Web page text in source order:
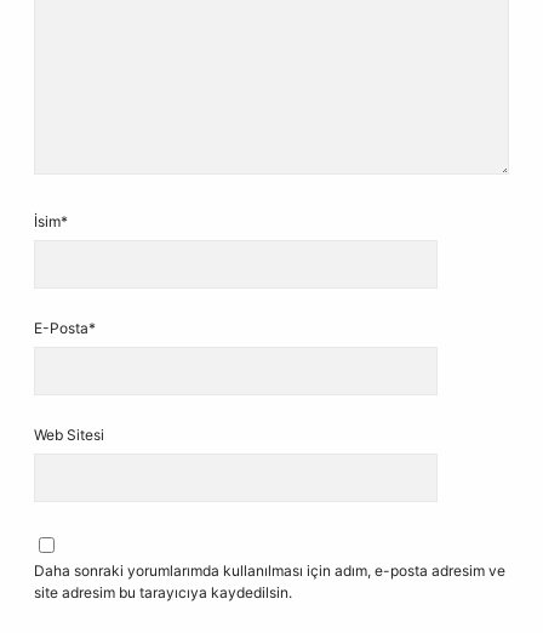
İsim*
E-Posta*
Web Sitesi
Daha sonraki yorumlarımda kullanılması için adım, e-posta adresim ve
site adresim bu tarayıcıya kaydedilsin.